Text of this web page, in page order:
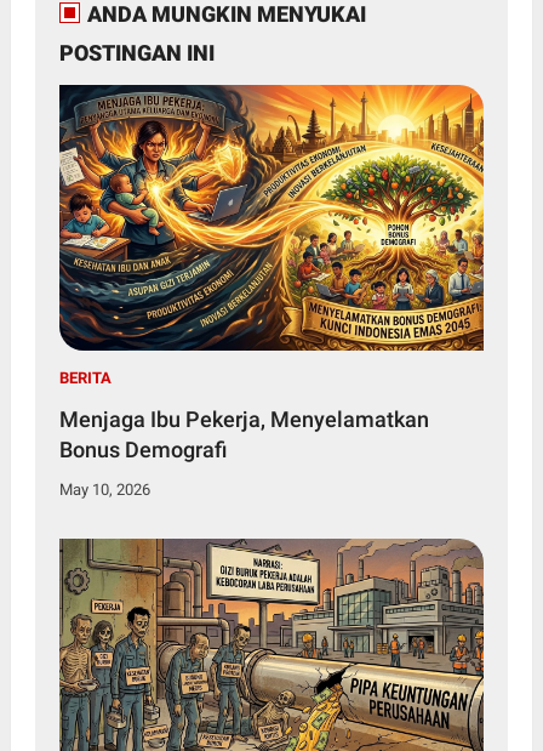
ANDA MUNGKIN MENYUKAI
POSTINGAN INI
BERITA
Menjaga Ibu Pekerja, Menyelamatkan
Bonus Demografi
May 10, 2026